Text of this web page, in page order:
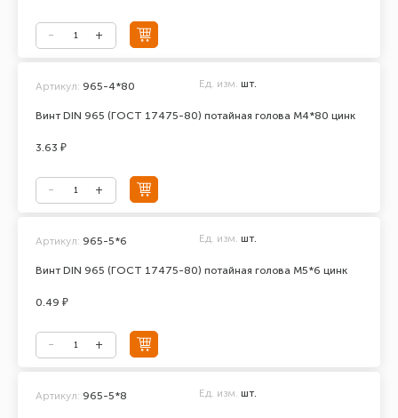
Винт DIN 965 (ГОСТ 17475-80) потайная голова М4*80 цинк
Артикул: 965-4*80 Ед. изм. шт.
3.63 ₽
Винт DIN 965 (ГОСТ 17475-80) потайная голова М5*6 цинк
Артикул: 965-5*6 Ед. изм. шт.
0.49 ₽
Артикул: 965-5*8 Ед. изм. шт.